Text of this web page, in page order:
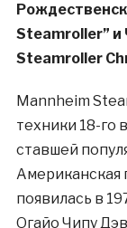
Steamroller” и
Steamroller
Mannheim
техники 18-го
ставшей
Американская
появилась в
Огайо Чипу